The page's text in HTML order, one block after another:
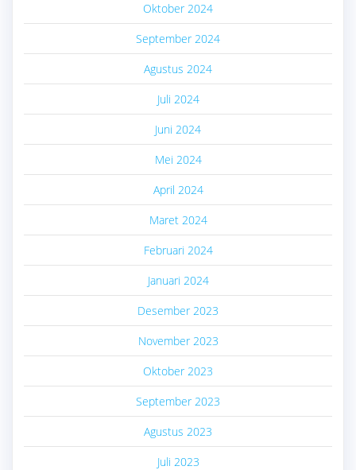
Oktober 2024
September 2024
Agustus 2024
Juli 2024
Juni 2024
Mei 2024
April 2024
Maret 2024
Februari 2024
Januari 2024
Desember 2023
November 2023
Oktober 2023
September 2023
Agustus 2023
Juli 2023